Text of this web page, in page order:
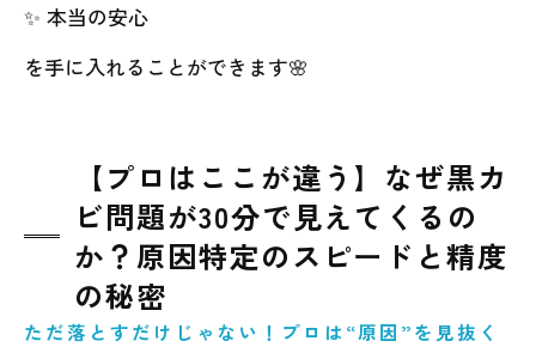
✨ 本当の安心
を手に入れることができます🌸
【プロはここが違う】なぜ黒カ
ビ問題が30分で見えてくるの
か？原因特定のスピードと精度
の秘密
ただ落とすだけじゃない！プロは“原因”を見抜く